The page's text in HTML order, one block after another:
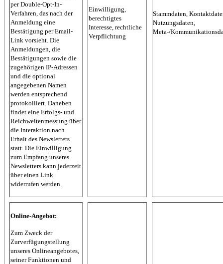
per Double-Opt-In-
Verfahren, das nach der
Anmeldung eine
Bestätigung per Email-
Link vorsieht. Die
Anmeldungen, die
Bestätigungen sowie die
zugehörigen IP-Adressen
und die optional
angegebenen Namen
werden entsprechend
protokolliert. Daneben
findet eine Erfolgs- und
Reichweitenmessung über
die Interaktion nach
Erhalt des Newsletters
statt. Die Einwilligung
zum Empfang unseres
Newsletters kann jederzeit
über einen Link
widerrufen werden.
Einwilligung,
berechtigtes
Interesse, rechtliche
Verpflichtung
Stammdaten,
Nutzungsdaten,
Meta-/
Online-Angebot:
Zum Zweck der
Zurverfügungstellung
unseres Onlineangebotes,
seiner Funktionen und